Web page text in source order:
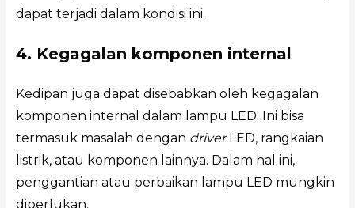
dapat terjadi dalam kondisi ini.
4. Kegagalan komponen internal
Kedipan juga dapat disebabkan oleh kegagalan
komponen internal dalam lampu LED. Ini bisa
termasuk masalah dengan driverLED, rangkaian
listrik, atau komponen lainnya. Dalam hal ini,
penggantian atau perbaikan lampu LED mungkin
diperlukan.